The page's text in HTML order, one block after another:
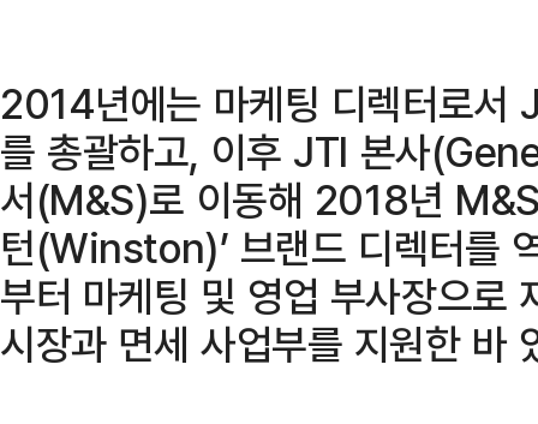
2014년에는 마케팅 디렉터로서
를 총괄하고, 이후 JTI 본사
서(M&S)로 이동해 2018년
턴(Winston)’ 브랜드 디렉터를
부터 마케팅 및 영업 부사장으로
시장과 면세 사업부를 지원한 바